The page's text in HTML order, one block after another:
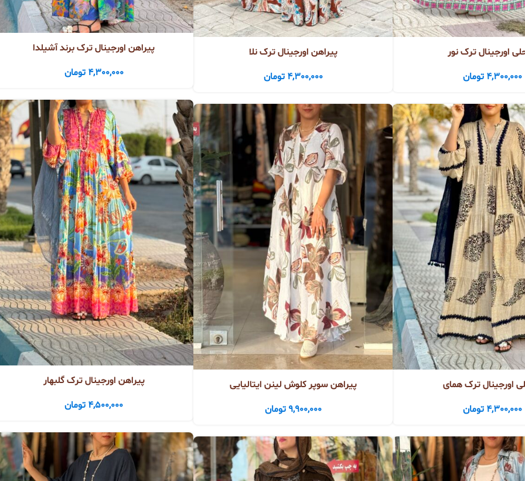
اورجینال ترک نور
4,300,000 تومان
پیراهن اورجینال ترک نلا
4,300,000 تومان
پیراهن اورجینال ترک برند آشیلدا
4,300,000 تومان
پیراهن اورجینال ترک گلبهار
4,500,000 تومان
اورجینال ترک همای
4,300,000 تومان
پیراهن سوپر کلوش لینن ایتالیایی
9,900,000 تومان